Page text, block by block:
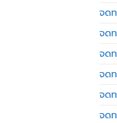
จด
จด
จด
จด
จด
จด